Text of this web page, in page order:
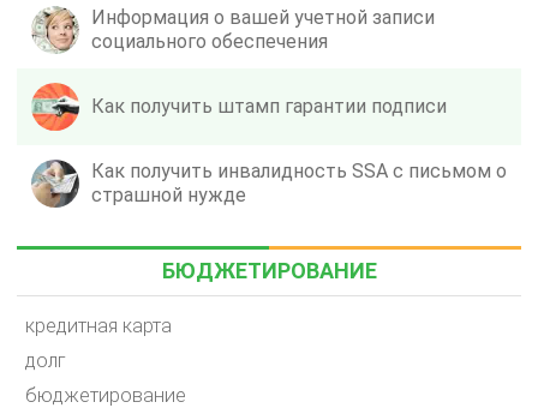
Информация о вашей учетной записи
социального обеспечения
Как получить штамп гарантии подписи
Как получить инвалидность SSA с письмом о
страшной нужде
БЮДЖЕТИРОВАНИЕ
кредитная карта
долг
бюджетирование